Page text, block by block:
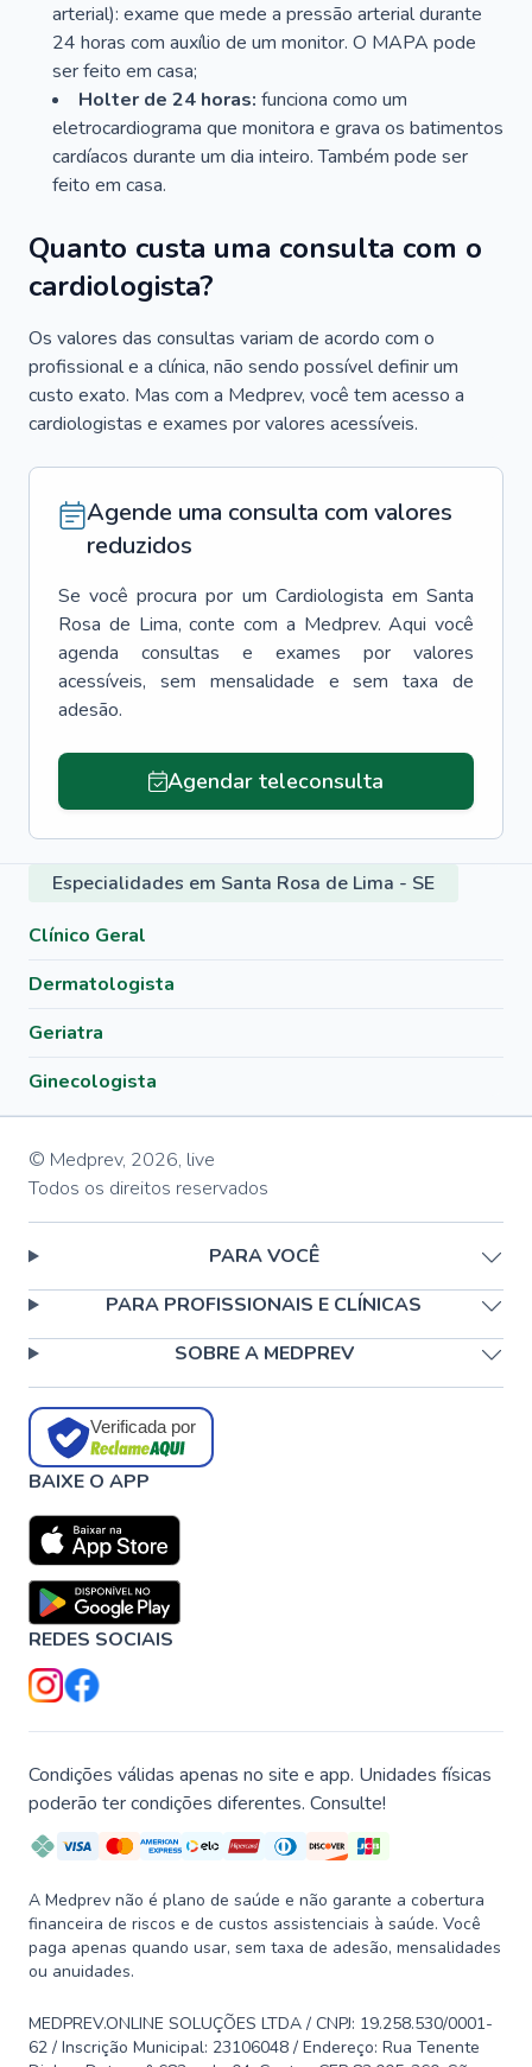
arterial): exame que mede a pressão arterial durante
24 horas com auxílio de um monitor. O MAPA pode
ser feito em casa;
Holter de 24 horas: funciona como um
eletrocardiograma que monitora e grava os batimentos
cardíacos durante um dia inteiro. Também pode ser
feito em casa.
Quanto custa uma consulta com o
cardiologista?
Os valores das consultas variam de acordo com o
profissional e a clínica, não sendo possível definir um
custo exato. Mas com a Medprev, você tem acesso a
cardiologistas e exames por valores acessíveis.
Agende uma consulta com valores
reduzidos
Se você procura por um Cardiologista em Santa
Rosa de Lima, conte com a Medprev. Aqui você
agenda consultas e exames por valores
acessíveis, sem mensalidade e sem taxa de
adesão.
Agendar teleconsulta
Especialidades em Santa Rosa de Lima - SE
Clínico Geral
Dermatologista
Geriatra
Ginecologista
© Medprev, 2026, live
Todos os direitos reservados
PARA VOCÊ
PARA PROFISSIONAIS E CLÍNICAS
SOBRE A MEDPREV
Verificada por
BAIXE O APP
REDES SOCIAIS
Condições válidas apenas no site e app. Unidades físicas
poderão ter condições diferentes. Consulte!
A Medprev não é plano de saúde e não garante a cobertura
financeira de riscos e de custos assistenciais à saúde. Você
paga apenas quando usar, sem taxa de adesão, mensalidades
ou anuidades.
MEDPREV.ONLINE SOLUÇÕES LTDA / CNPJ: 19.258.530/0001-
62 / Inscrição Municipal: 23106048 / Endereço: Rua Tenente